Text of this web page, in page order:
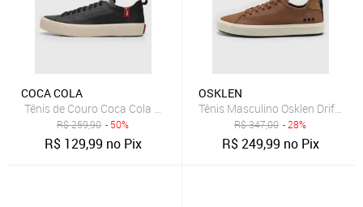
COCA COLA
Tênis de Couro Coca Cola Houston Leather Preto
R$259,90 - 50%
R$ 129,99 no Pix
OSKLEN
Tênis Masculino Osklen Drift
R$347,00 - 28%
R$249,99 no Pix